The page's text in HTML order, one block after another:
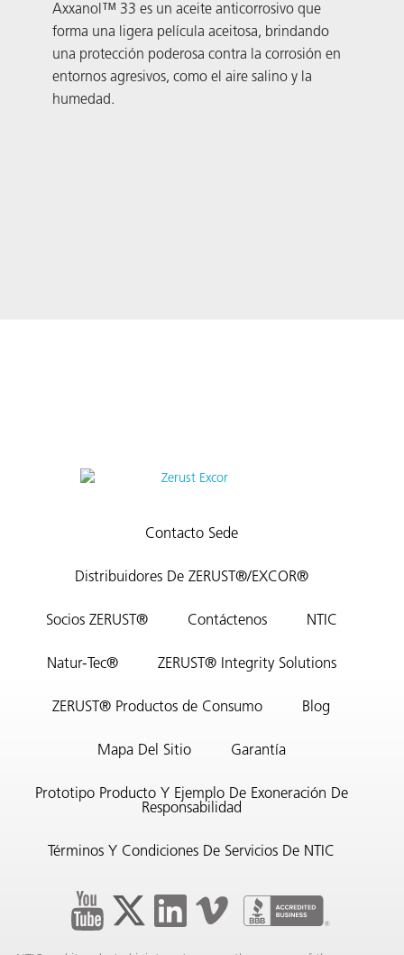
Axxanol™ 33 es un aceite anticorrosivo que
forma una ligera película aceitosa, brindando
una protección poderosa contra la corrosión en
entornos agresivos, como el aire salino y la
humedad.
Contacto Sede
Distribuidores De ZERUST®/EXCOR®
Socios ZERUST® Contáctenos NTIC
Natur-Tec® ZERUST® Integrity Solutions
ZERUST® Productos de Consumo Blog
Mapa Del Sitio Garantía
Prototipo Producto Y Ejemplo De Exoneración De
Responsabilidad
Términos Y Condiciones De Servicios De NTIC